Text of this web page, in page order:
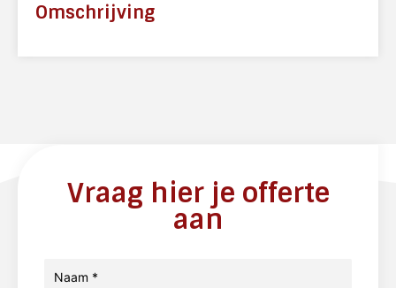
Omschrijving
Vraag hier je offerte
aan